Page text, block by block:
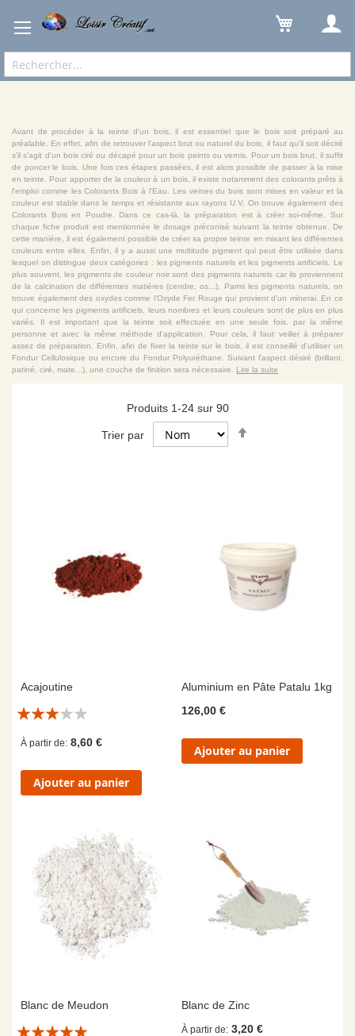
Avant de procéder à la teinte d'un bois, il est essentiel que le bois soit préparé au
préalable. En effet, afin de retrouver l'aspect brut ou naturel du bois, il faut qu'il soit déciré
s'il s'agit d'un bois ciré ou décapé pour un bois peints ou vernis. Pour un bois brut, il suffit
de poncer le bois. Une fois ces étapes passées, il est alors possible de passer à la mise
en teinte. Pour apporter de la couleur à un bois, il existe notamment des colorants prêts à
l'emploi comme les Colorants Bois à l'Eau. Les veines du bois sont mises en valeur et la
couleur est stable dans le temps et résistante aux rayons U.V. On trouve également des
Colorants Bois en Poudre. Dans ce cas-là, la préparation est à créer soi-même. Sur
chaque fiche produit est mentionnée le dosage préconisé suivant la teinte obtenue. De
cette manière, il est également possible de créer sa propre teinte en mixant les différentes
couleurs entre elles. Enfin, il y a aussi une multitude pigment qui peut être utilisée dans
lesquel on distingue deux catégories : les pigments naturels et les pigments artificiels. Le
plus souvent, les pigments de couleur noir sont des pigments naturels car ils proviennent
de la calcination de différentes matières (cendre, os...). Parmi les pigments naturels, on
trouve également des oxydes comme l'Oxyde Fer Rouge qui provient d'un minerai. En ce
qui concerne les pigments artificiels, leurs nombres et leurs couleurs sont de plus en plus
variés. Il est important que la teinte soit effectuée en une seule fois, par la même
personne et avec la même méthode d'application. Pour cela, il faut veiller à préparer
assez de préparation. Enfin, afin de fixer la teinte sur le bois, il est conseillé d'utiliser un
Fondur Cellulosique ou encore du Fondur Polyuréthane. Suivant l'aspect désiré (brillant,
patiné, ciré, mate...), une couche de finition sera nécessaire. Lire la suite
Produits 1-24sur 90
Trier par
Acajoutine
Évaluation:
À partir de 8,60 €
Ajouter au panier
Aluminium en Pâte Patalu 1kg
126,00 €
Ajouter au panier
Blanc de Meudon
Évaluation:
Blanc de Zinc
À partir de 3,20 €